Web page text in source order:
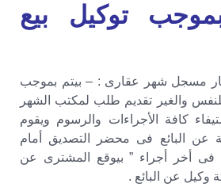
بموجب توكيل بيع
مسجل شهر عقارى : – بيتم بموجب
للنفس والغير تقديم طلب لمكتب الشهر
كافة الأجراءات والرسوم ويقوم
عن البائع فى محضر التصديق أمام
فى أخر أجراء ” بيوقع المشترى عن
عن البائع .